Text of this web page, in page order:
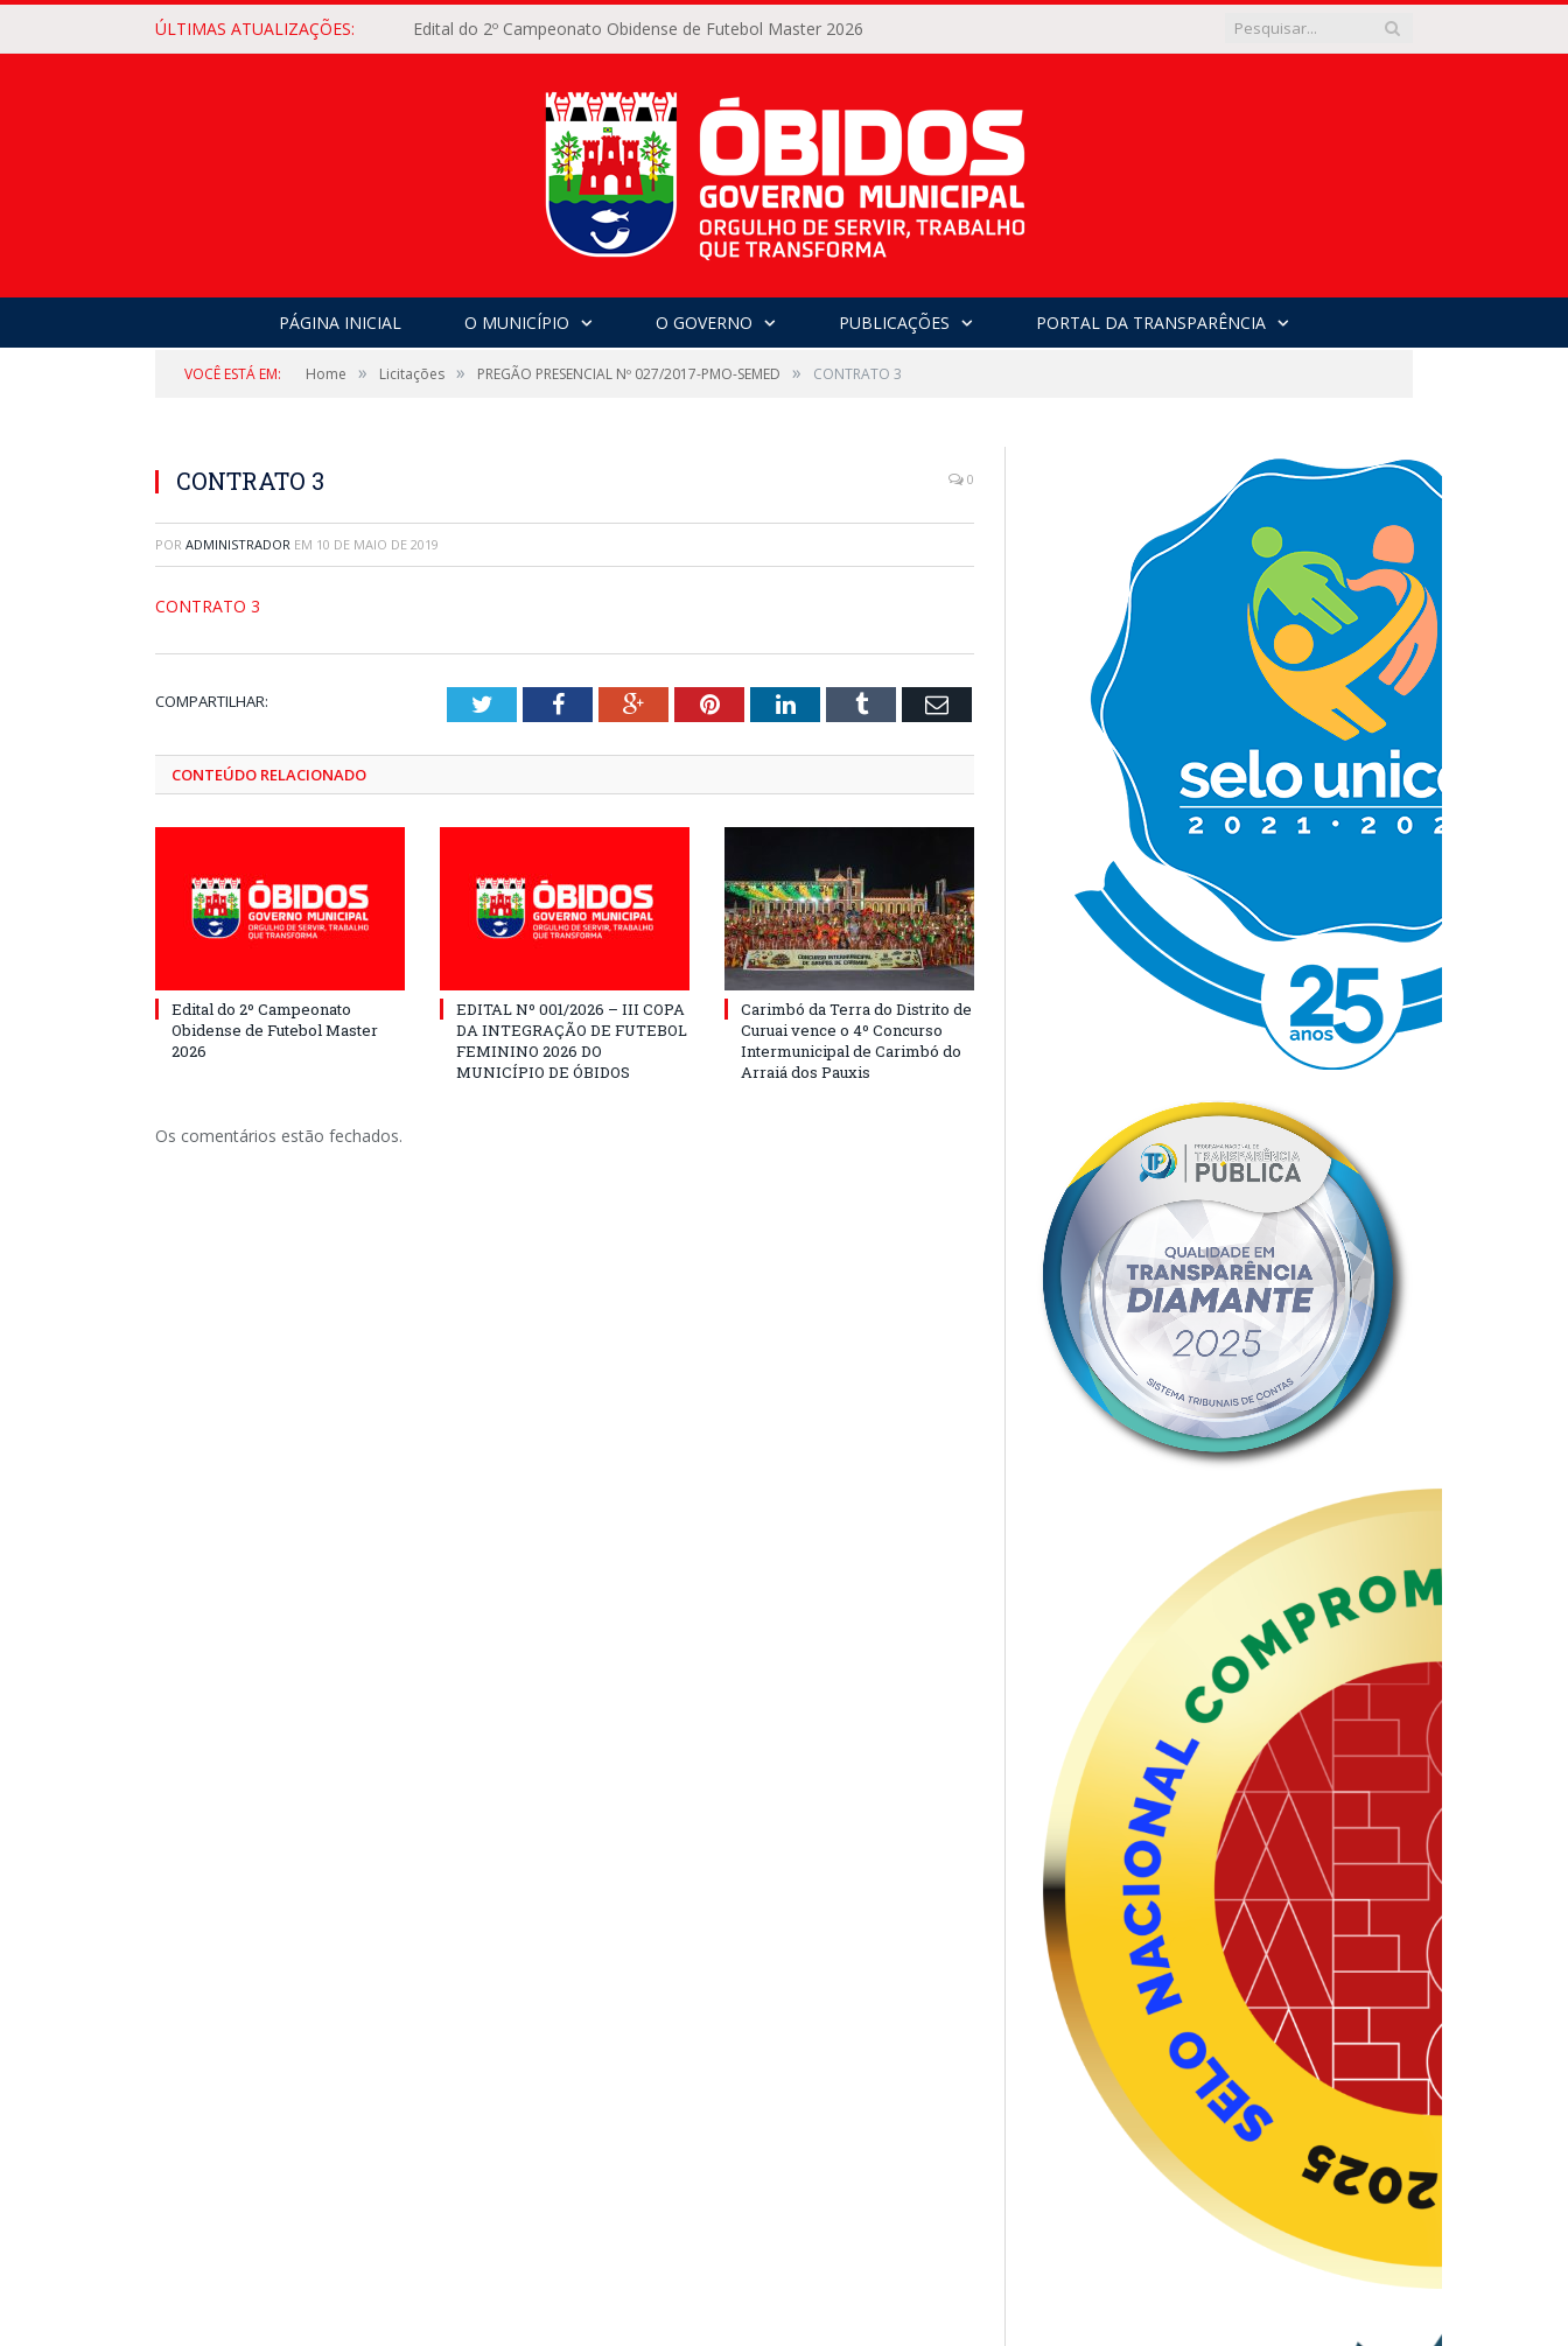
ÚLTIMAS ATUALIZAÇÕES: Edital do 2º Campeonato Obidense de Futebol Master 2026
PÁGINA INICIAL O MUNICÍPIO O GOVERNO PUBLICAÇÕES PORTAL DA TRANSPARÊNCIA
VOCÊ ESTÁ EM: Home » Licitações » PREGÃO PRESENCIAL Nº 027/2017-PMO-SEMED » CONTRATO 3
CONTRATO 3 0
POR ADMINISTRADOR EM 10 DE MAIO DE 2019
CONTRATO 3
COMPARTILHAR: TwitterFacebookGoogle+PinterestLinkedInTumblr Email
CONTEÚDO RELACIONADO
Edital do 2º Campeonato
Obidense de Futebol Master
2026
EDITAL Nº 001/2026 – III COPA
DA INTEGRAÇÃO DE FUTEBOL
FEMININO 2026 DO
MUNICÍPIO DE ÓBIDOS
Carimbó da Terra do Distrito de
Curuai vence o 4º Concurso
Intermunicipal de Carimbó do
Arraiá dos Pauxis
Os comentários estão fechados.